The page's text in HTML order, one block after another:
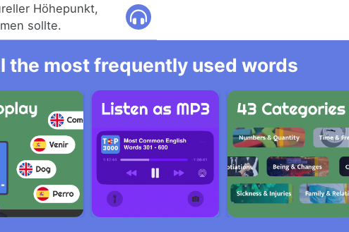
Höhepunkt,
sollte.
the most frequently used words